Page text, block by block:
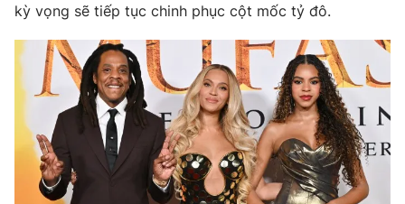
Cơ quan báo chí:Thời báo VTV
Giấy phép hoạt động báo in và báo điện tử số 483/GP-BTTTT
cấp ngày 29/12/2023
Tổng Biên tập:Vũ Thanh Thủy
Phó Tổng Biên tập:
Nguyễn Thị Mỹ Hạnh, Phạm Quốc Thắng,
Nguyễn Trọng Ninh
Tổng đài VTV:
024.38 355 931 - 024.38 355 932
kỳ vọng sẽ tiếp tục chinh phục cột mốc tỷ đô.